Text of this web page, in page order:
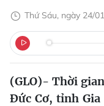
Thứ Sáu, ngày 24/
(GLO)- Thời
Đức Cơ, tỉnh